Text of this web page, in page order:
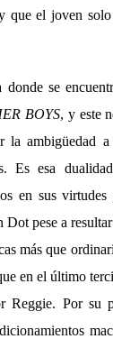
que el joven
donde se
BOYS, y este
la ambigüedad
Es esa
en sus
Dot pese a
más que
en el último
Reggie. Por su